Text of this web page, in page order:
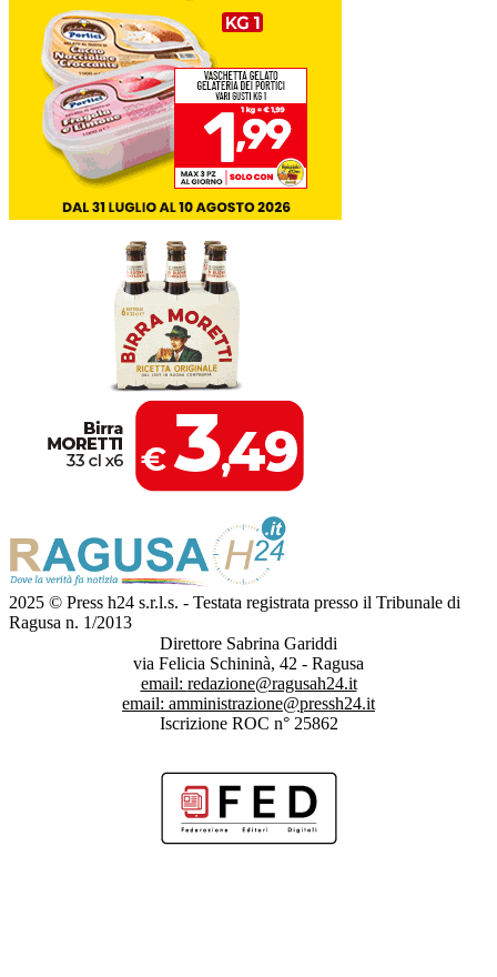
2025 © Press h24 s.r.l.s. - Testata registrata presso il Tribunale di
Ragusa n. 1/2013
Direttore Sabrina Gariddi
via Felicia Schininà, 42 - Ragusa
email: redazione@ragusah24.it
email: amministrazione@pressh24.it
Iscrizione ROC n° 25862